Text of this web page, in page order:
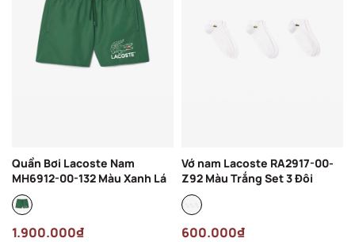
Quần Bơi Lacoste Nam
MH6912-00-132 Màu Xanh Lá
1.900.000₫
Vớ nam Lacoste RA2917-00-
Z92 Màu Trắng Set 3 Đôi
600.000₫